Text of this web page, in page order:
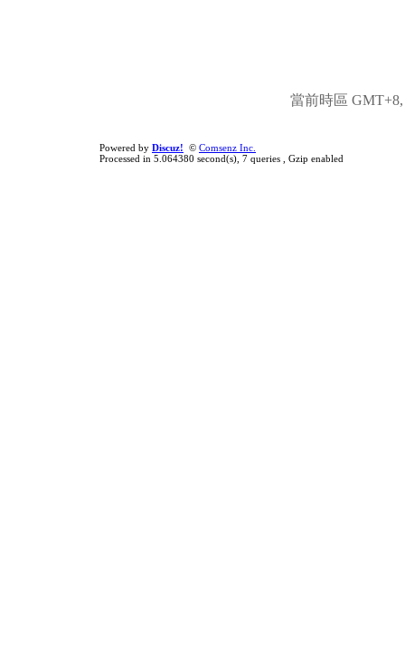
當前時區 GMT+8,
Powered by Discuz! © Comsenz Inc.
Processed in 5.064380 second(s), 7 queries , Gzip enabled